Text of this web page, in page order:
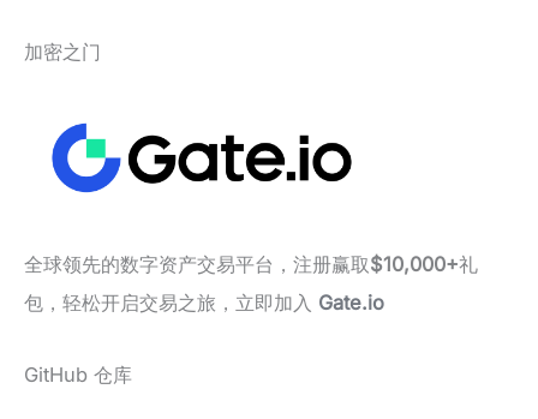
加密之门
全球领先的数字资产交易平台，注册赢取$10,000+礼
包，轻松开启交易之旅，立即加入 Gate.io
GitHub 仓库